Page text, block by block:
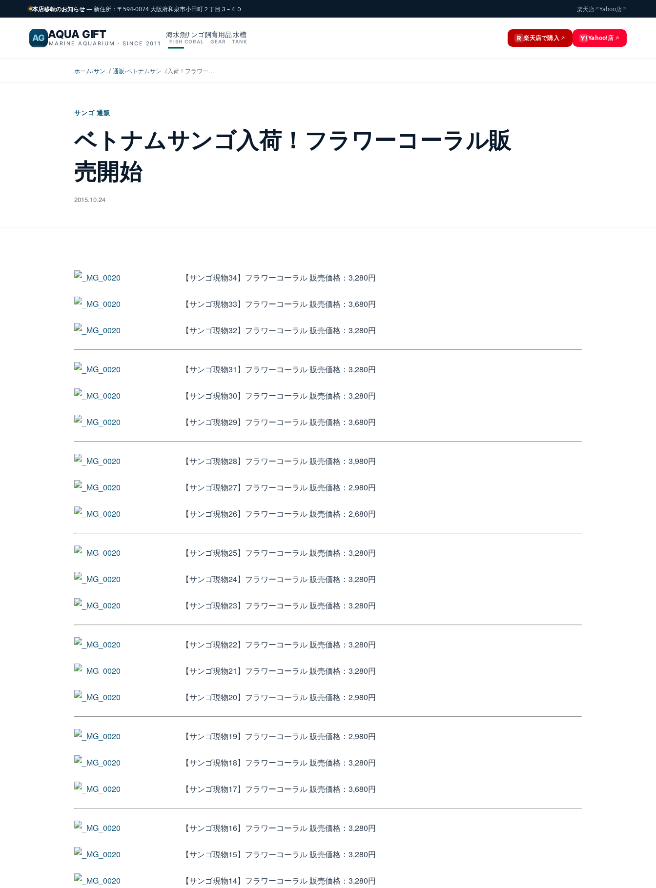
本店移転のお知らせ— 新住所：〒594-0074 大阪府和泉市小田町２丁目３−４０ 楽天店↗Yahoo店↗
AG AQUA GIFT
MARINE AQUARIUM · SINCE 2011
海水魚
FISH
サンゴ
CORAL
飼育用品
GEAR
水槽
TANK R 楽天店で購入 ↗ Y!Yahoo!店 ↗
ホーム›サンゴ 通販›ベトナムサンゴ入荷！フラワー…
サンゴ 通販
ベトナムサンゴ入荷！フラワーコーラル販
売開始
2015.10.24
【サンゴ現物34】フラワーコーラル 販売価格：3,280円
【サンゴ現物33】フラワーコーラル 販売価格：3,680円
【サンゴ現物32】フラワーコーラル 販売価格：3,280円
【サンゴ現物31】フラワーコーラル 販売価格：3,280円
【サンゴ現物30】フラワーコーラル 販売価格：3,280円
【サンゴ現物29】フラワーコーラル 販売価格：3,680円
【サンゴ現物28】フラワーコーラル 販売価格：3,980円
【サンゴ現物27】フラワーコーラル 販売価格：2,980円
【サンゴ現物26】フラワーコーラル 販売価格：2,680円
【サンゴ現物25】フラワーコーラル 販売価格：3,280円
【サンゴ現物24】フラワーコーラル 販売価格：3,280円
【サンゴ現物23】フラワーコーラル 販売価格：3,280円
【サンゴ現物22】フラワーコーラル 販売価格：3,280円
【サンゴ現物21】フラワーコーラル 販売価格：3,280円
【サンゴ現物20】フラワーコーラル 販売価格：2,980円
【サンゴ現物19】フラワーコーラル 販売価格：2,980円
【サンゴ現物18】フラワーコーラル 販売価格：3,280円
【サンゴ現物17】フラワーコーラル 販売価格：3,680円
【サンゴ現物16】フラワーコーラル 販売価格：3,280円
【サンゴ現物15】フラワーコーラル 販売価格：3,280円
【サンゴ現物14】フラワーコーラル 販売価格：3,280円